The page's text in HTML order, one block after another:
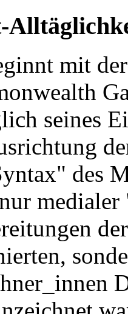
mit
seines
des
medialer